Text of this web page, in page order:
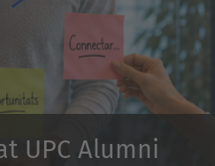
UPC Alumni